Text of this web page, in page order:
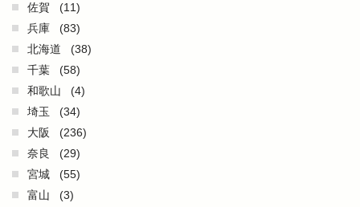
佐賀
(11)
兵庫
(83)
北海道
(38)
千葉
(58)
和歌山
(4)
埼玉
(34)
大阪
(236)
奈良
(29)
宮城
(55)
富山
(3)